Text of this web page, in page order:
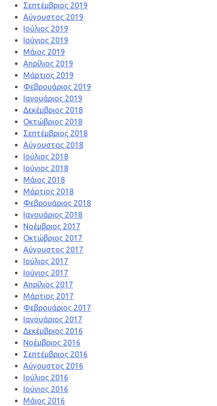
Σεπτέμβριος 2019
Αύγουστος 2019
Ιούλιος 2019
Ιούνιος 2019
Μάιος 2019
Απρίλιος 2019
Μάρτιος 2019
Φεβρουάριος 2019
Ιανουάριος 2019
Δεκέμβριος 2018
Οκτώβριος 2018
Σεπτέμβριος 2018
Αύγουστος 2018
Ιούλιος 2018
Ιούνιος 2018
Μάιος 2018
Μάρτιος 2018
Φεβρουάριος 2018
Ιανουάριος 2018
Νοέμβριος 2017
Οκτώβριος 2017
Αύγουστος 2017
Ιούλιος 2017
Ιούνιος 2017
Απρίλιος 2017
Μάρτιος 2017
Φεβρουάριος 2017
Ιανουάριος 2017
Δεκέμβριος 2016
Νοέμβριος 2016
Σεπτέμβριος 2016
Αύγουστος 2016
Ιούλιος 2016
Ιούνιος 2016
Μάιος 2016